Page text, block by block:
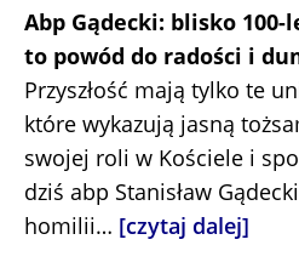
Abp Gądecki: blisko
to powód do radości i
Przyszłość mają tylko te
które wykazują jasną
swojej roli w Kościele i
dziś abp Stanisław
homilii… [czytaj dalej]